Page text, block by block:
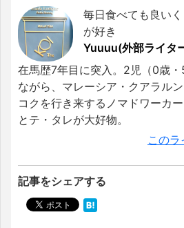
毎日食べても良い
が好き
Yuuuu(外部ライタ
在馬歴7年目に突入。2児（0歳
ながら、マレーシア・クアラル
コクを行き来するノマドワーカ
とテ・タレが大好物。
この
記事をシェアする